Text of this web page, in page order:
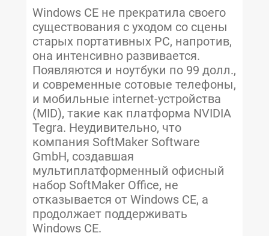
Windows CE не прекратила своего
существования с уходом со сцены
старых портативных PC, напротив,
она интенсивно развивается.
Появляются и ноутбуки по 99 долл.,
и современные сотовые телефоны,
и мобильные internet-устройства
(MID), такие как платформа NVIDIA
Tegra. Неудивительно, что
компания SoftMaker Software
GmbH, создавшая
мультиплатформенный офисный
набор SoftMaker Office, не
отказывается от Windows CE, а
продолжает поддерживать
Windows CE.